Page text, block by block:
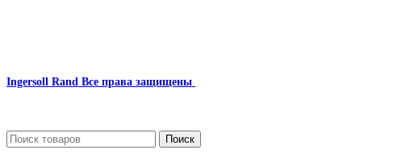
Ingersoll Rand Все права защищены
Поиск